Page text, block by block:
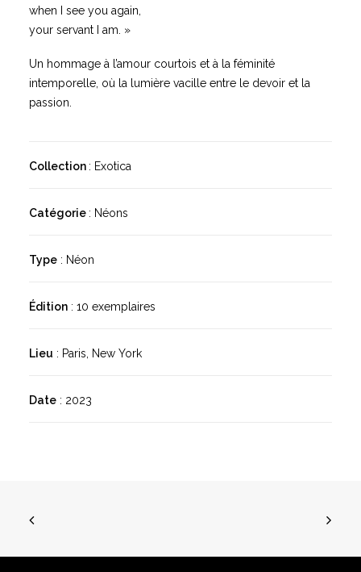
when I see you again,
your servant I am. »
Un hommage à l’amour courtois et à la féminité
intemporelle, où la lumière vacille entre le devoir et la
passion.
Collection : Exotica
Catégorie : Néons
Type : Néon
Édition : 10 exemplaires
Lieu : Paris, New York
Date : 2023